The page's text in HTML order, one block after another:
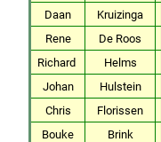
Daan
Kruizinga
Rene
De Roos
Richard
Helms
Johan
Hulstein
Chris
Florissen
Bouke
Brink